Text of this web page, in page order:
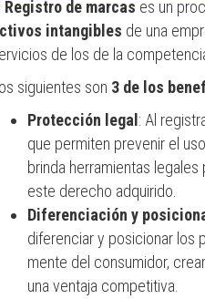
Registro de marcas es un
intangibles de una
de los de la
siguientes son 3 de los
Protección legal : Al
que permiten prevenir el
brinda herramientas
este derecho adquirido.
Diferenciación y
diferenciar y posicionar los
mente del consumidor,
una ventaja competitiva.